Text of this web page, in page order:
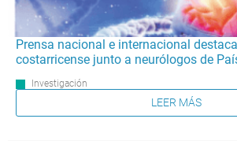
Prensa nacional e internacional
costarricense junto a neurólogos de
Investigación
LEER MÁS